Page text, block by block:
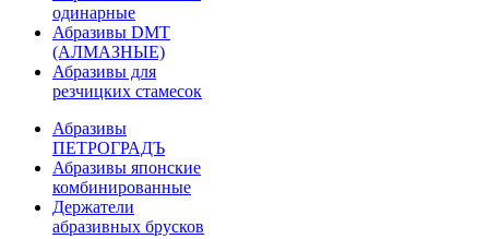
одинарные
Абразивы DMT
(АЛМАЗНЫЕ)
Абразивы для
резчицких стамесок
Абразивы
ПЕТРОГРАДЪ
Абразивы японские
комбинированные
Держатели
абразивных брусков